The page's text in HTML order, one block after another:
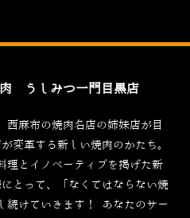
肉 うしみつ一門目黒店
西麻布の焼肉名店の姉妹店が目
変革する新しい焼肉のかたち。
理とイノベーティブを掲げた新
とって、「なくてはならない焼
続けていきます！
あなたのサー